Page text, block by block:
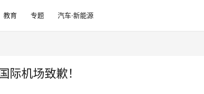
教育 专题 汽车·新能源
际机场致歉！